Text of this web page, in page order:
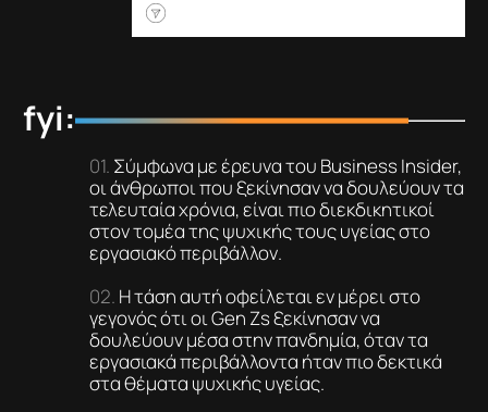
fyi:
Σύμφωνα με έρευνα του Business Insider,
οι άνθρωποι που ξεκίνησαν να δουλεύουν τα
τελευταία χρόνια, είναι πιο διεκδικητικοί
στον τομέα της ψυχικής τους υγείας στο
εργασιακό περιβάλλον.
Η τάση αυτή οφείλεται εν μέρει στο
γεγονός ότι οι Gen Zs ξεκίνησαν να
δουλεύουν μέσα στην πανδημία, όταν τα
εργασιακά περιβάλλοντα ήταν πιο δεκτικά
στα θέματα ψυχικής υγείας.